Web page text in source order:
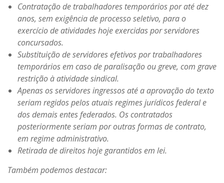
Contratação de trabalhadores temporários por até dez
anos, sem exigência de processo seletivo, para o
exercício de atividades hoje exercidas por servidores
concursados.
Substituição de servidores efetivos por trabalhadores
temporários em caso de paralisação ou greve, com grave
restrição à atividade sindical.
Apenas os servidores ingressos até a aprovação do texto
seriam regidos pelos atuais regimes jurídicos federal e
dos demais entes federados. Os contratados
posteriormente seriam por outras formas de contrato,
em regime administrativo.
Retirada de direitos hoje garantidos em lei.
Também podemos destacar: